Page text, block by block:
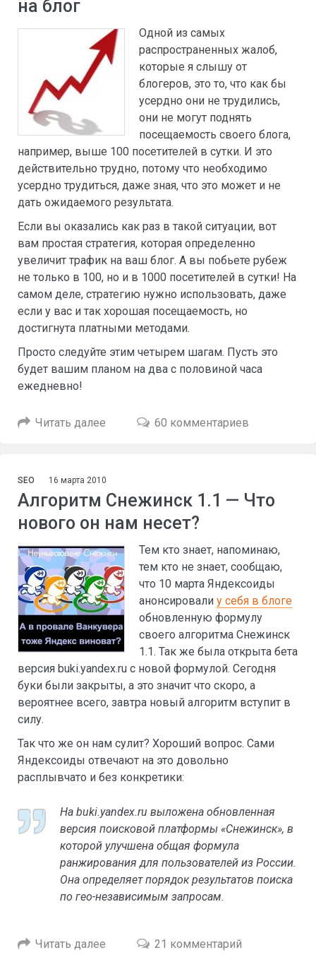
на блог
Одной из самых
распространенных жалоб,
которые я слышу от
блогеров, это то, что как бы
усердно они не трудились,
они не могут поднять
посещаемость своего блога,
например, выше 100 посетителей в сутки. И это
действительно трудно, потому что необходимо
усердно трудиться, даже зная, что это может и не
дать ожидаемого результата.
Если вы оказались как раз в такой ситуации, вот
вам простая стратегия, которая определенно
увеличит трафик на ваш блог. А вы побьете рубеж
не только в 100, но и в 1000 посетителей в сутки! На
самом деле, стратегию нужно использовать, даже
если у вас и так хорошая посещаемость, но
достигнута платными методами.
Просто следуйте этим четырем шагам. Пусть это
будет вашим планом на два с половиной часа
ежедневно!
Читать далее 60 комментариев
SEO 16 марта 2010
Алгоритм Снежинск 1.1 — Что
нового он нам несет?
Тем кто знает, напоминаю,
тем кто не знает, сообщаю,
что 10 марта Яндексоиды
анонсировали у себя в блоге
обновленную формулу
своего алгоритма Снежинск
1.1. Так же была открыта бета
версия buki.yandex.ru с новой формулой. Сегодня
буки были закрыты, а это значит что скоро, а
вероятнее всего, завтра новый алгоритм вступит в
силу.
Так что же он нам сулит? Хороший вопрос. Сами
Яндексоиды отвечают на это довольно
расплывчато и без конкретики:
На buki.yandex.ru выложена обновленная
версия поисковой платформы «Снежинск», в
которой улучшена общая формула
ранжирования для пользователей из России.
Она определяет порядок результатов поиска
по гео-независимым запросам.
Читать далее 21 комментарий